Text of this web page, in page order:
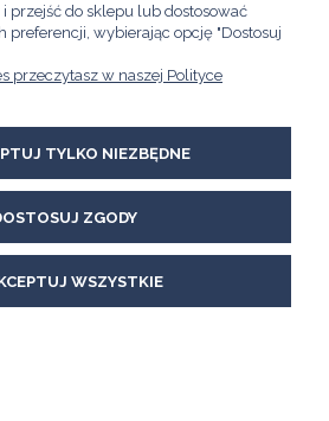
INFORMACJE
i Spółka, Spółka Jawna
01-230 Warszawa
kawimet@kawimet.pl
WERSJĘ STRONY
Shoper Premium
przejść do sklepu lub dostosować
preferencji, wybierając opcję "Dostosuj
przeczytasz w naszej Polityce
TYLKO NIEZBĘDNE
ZGODY
WSZYSTKIE